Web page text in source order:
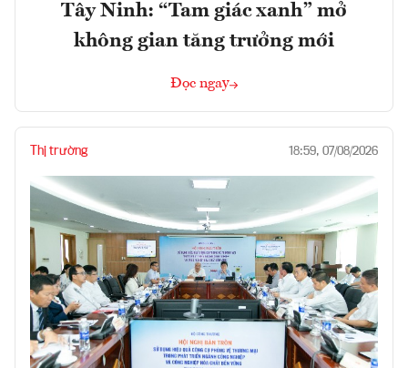
Tây Ninh: “Tam giác xanh” mở
không gian tăng trưởng mới
Đọc ngay
Thị trường 18:59, 07/08/2026